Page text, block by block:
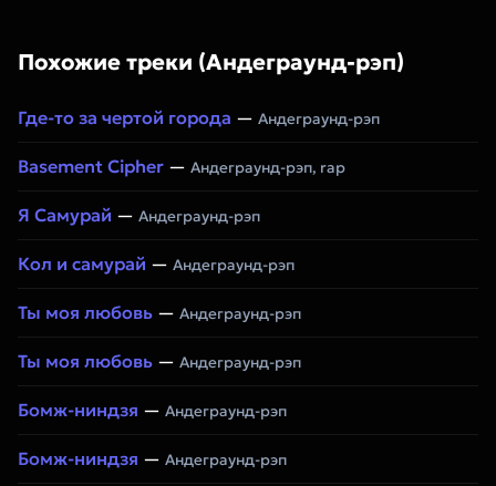
Похожие треки (Андеграунд-рэп)
Где-то за чертой города — Андеграунд-рэп
Basement Cipher — Андеграунд-рэп, rap
Я Самурай — Андеграунд-рэп
Кол и самурай — Андеграунд-рэп
Ты моя любовь — Андеграунд-рэп
Ты моя любовь — Андеграунд-рэп
Бомж-ниндзя — Андеграунд-рэп
Бомж-ниндзя — Андеграунд-рэп